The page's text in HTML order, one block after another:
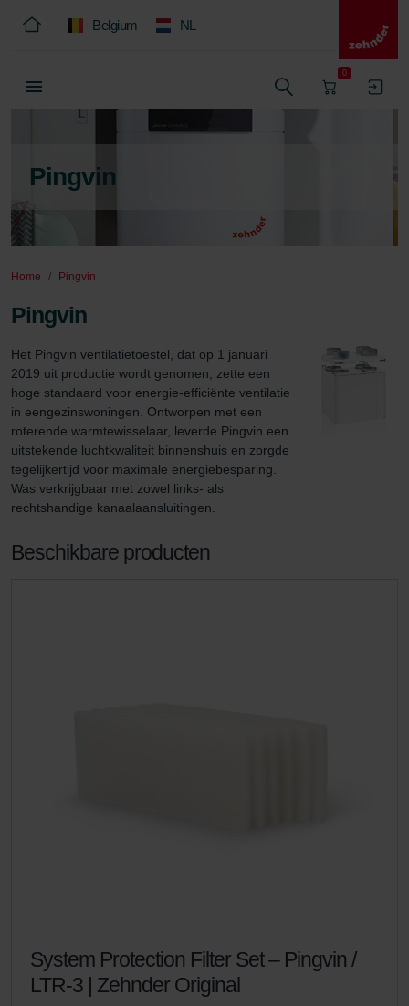
Belgium NL
0
Pingvin
Home Pingvin
Pingvin
Het Pingvin ventilatietoestel, dat op 1 januari
2019 uit productie wordt genomen, zette een
hoge standaard voor energie-efficiënte ventilatie
in eengezinswoningen. Ontworpen met een
roterende warmtewisselaar, leverde Pingvin een
uitstekende luchtkwaliteit binnenshuis en zorgde
tegelijkertijd voor maximale energiebesparing.
Was verkrijgbaar met zowel links- als
rechtshandige kanaalaansluitingen.
Beschikbare producten
System Protection Filter Set – Pingvin /
LTR-3 | Zehnder Original